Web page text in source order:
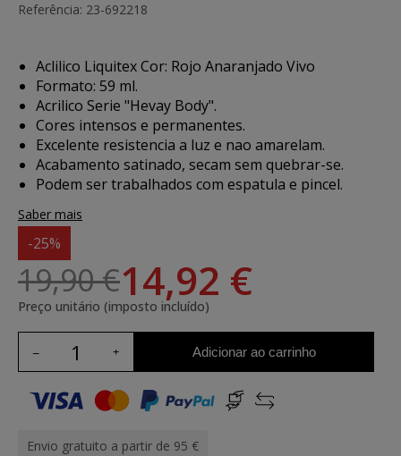
Referência: 23-692218
Aclilico Liquitex Cor: Rojo Anaranjado Vivo
Formato: 59 ml.
Acrilico Serie "Hevay Body".
Cores intensos e permanentes.
Excelente resistencia a luz e nao amarelam.
Acabamento satinado, secam sem quebrar-se.
Podem ser trabalhados com espatula e pincel.
Saber mais
-25%
19,90 €14,92 €
Preço unitário (imposto incluído)
Adicionar ao carrinho
Envio gratuito a partir de 95 €